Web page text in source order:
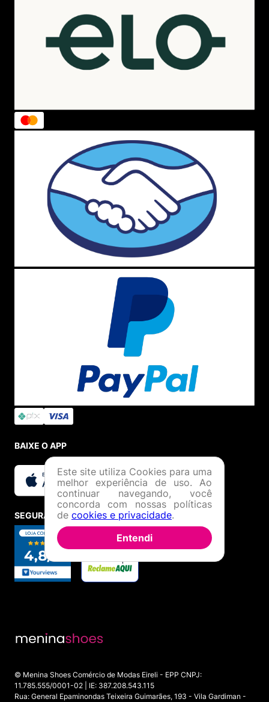
BAIXE O APP
SEGURANÇA E CREDIBILIDADE
© Menina Shoes Comércio de Modas Eireli - EPP CNPJ:
11.785.555/0001-02 | IE: 387.208.543.115
Rua: General Epaminondas Teixeira Guimarães, 193 - Vila Gardiman -
Este site utiliza Cookies para uma
melhor experiência de uso. Ao
continuar navegando, você
concorda com nossas políticas
de cookies e privacidade.
Entendi